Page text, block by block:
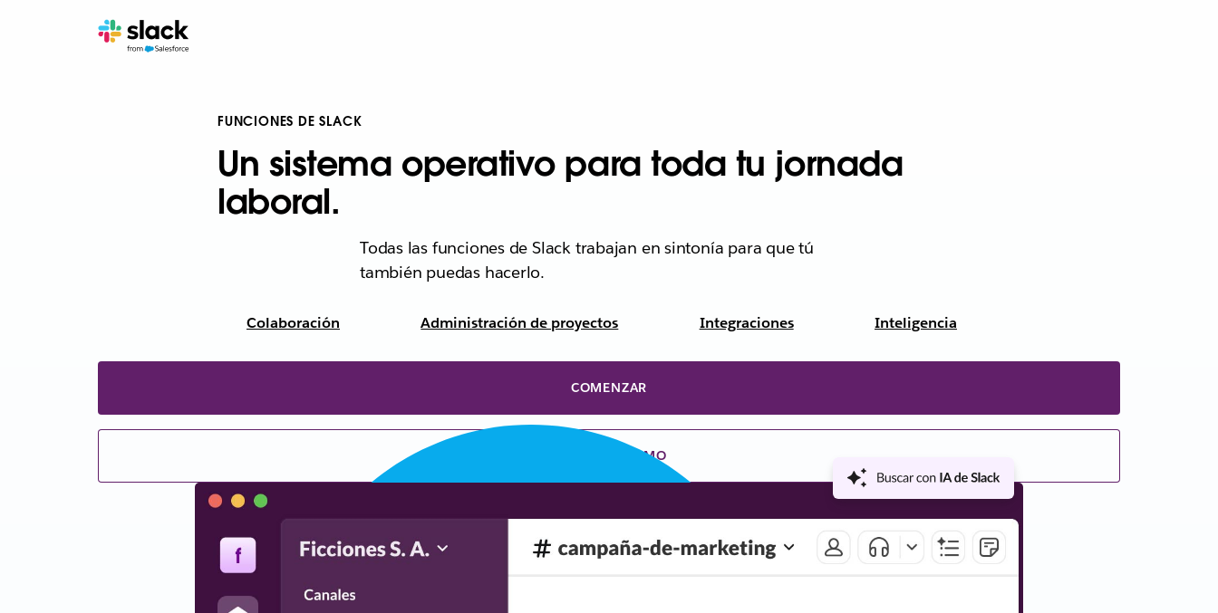
FUNCIONES DE SLACK
Un sistema operativo para toda tu jornada
laboral.
Todas las funciones de Slack trabajan en sintonía para que tú
también puedas hacerlo.
Colaboración Administración de proyectos Integraciones Inteligencia
COMENZAR
SOLICITAR DEMO